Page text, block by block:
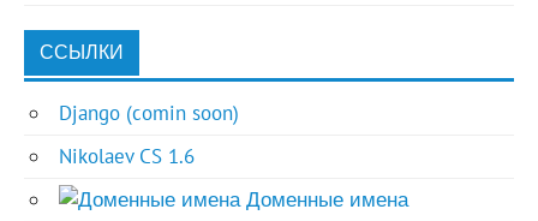
ССЫЛКИ
Django (comin soon)
Nikolaev CS 1.6
Доменные имена